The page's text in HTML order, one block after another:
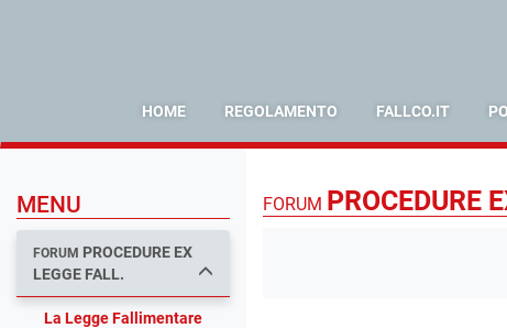
HOME REGOLAMENTO FALLCO.IT
MENU
FORUM PROCEDURE EX
LEGGE FALL.
La Legge Fallimentare
FORUM PROCEDURE